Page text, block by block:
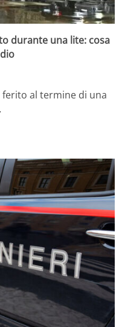
durante una lite: cosa
al termine di una